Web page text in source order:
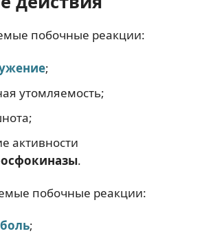
побочные реакции:
;
утомляемость;
активности
.
побочные реакции:
;